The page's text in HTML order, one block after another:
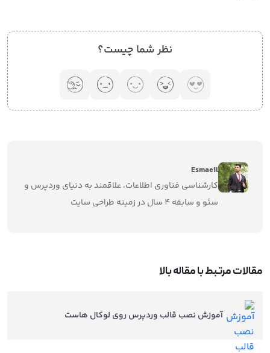
نظر شما چیست؟
Esmaeil
کارشناسی فناوری اطلاعات، علاقمند به دنیای وردپرس و
سئو و سابقه 4 سال در زمینه طراحی سایت
مقالات مرتبط با مقاله بالا
آموزش نصب قالب وردپرس روی لوکال هاست